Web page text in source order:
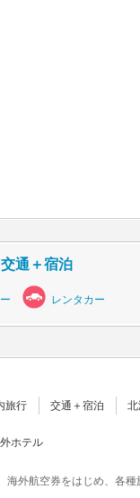
交通＋宿泊
レンタカー
旅行 交通＋宿泊
ホテル
海外航空券をはじめ、各